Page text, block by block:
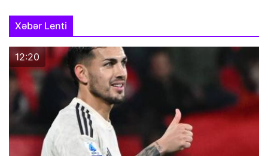
Xəbər Lenti
12:20